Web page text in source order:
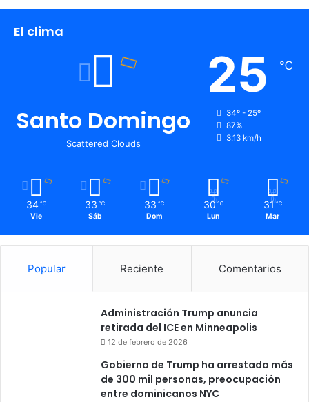
El clima
Santo Domingo
Scattered Clouds
25 ℃
34º - 25º
87%
3.13 km/h
34 ℃
Vie
33 ℃
Sáb
33 ℃
Dom
30 ℃
Lun
31 ℃
Mar
Popular Reciente Comentarios
Administración Trump anuncia
retirada del ICE en Minneapolis
12 de febrero de 2026
Gobierno de Trump ha arrestado más
de 300 mil personas, preocupación
entre dominicanos NYC